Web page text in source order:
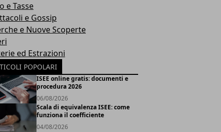
e Tasse
e Gossip
e Nuove Scoperte
ed Estrazioni
POPOLARI
ISEE online gratis: documenti e
procedura 2026
06/08/2026
Scala di equivalenza ISEE: come
funziona il coefficiente
04/08/2026